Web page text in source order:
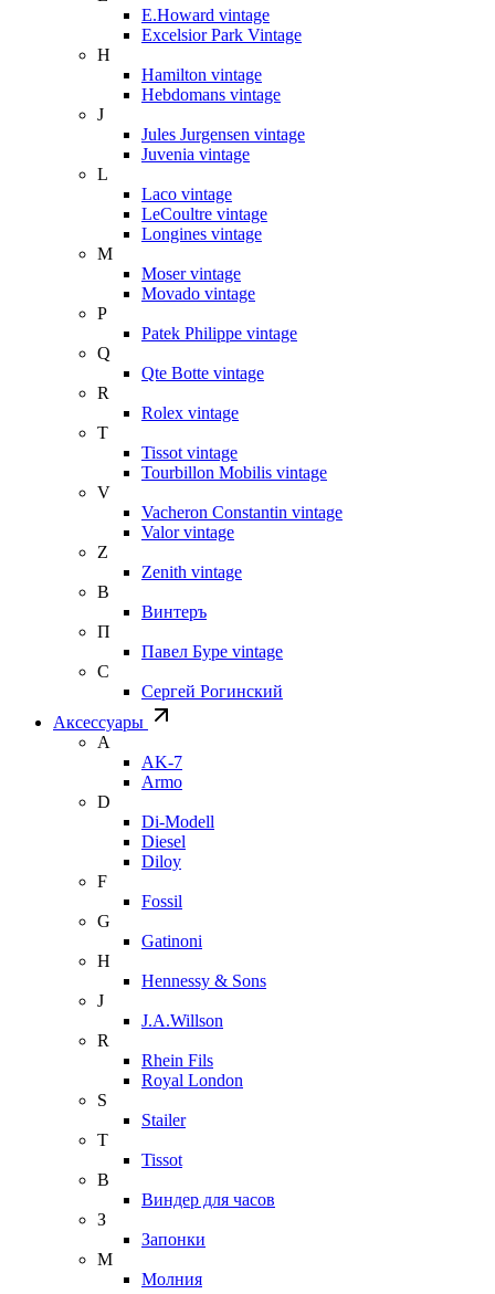
E.Howard vintage
Excelsior Park Vintage
H
Hamilton vintage
Hebdomans vintage
J
Jules Jurgensen vintage
Juvenia vintage
L
Laco vintage
LeCoultre vintage
Longines vintage
M
Moser vintage
Movado vintage
P
Patek Philippe vintage
Q
Qte Botte vintage
R
Rolex vintage
T
Tissot vintage
Tourbillon Mobilis vintage
V
Vacheron Constantin vintage
Valor vintage
Z
Zenith vintage
В
Винтеръ
П
Павел Буре vintage
С
Сергей Рогинский
Аксессуары
A
AK-7
Armo
D
Di-Modell
Diesel
Diloy
F
Fossil
G
Gatinoni
H
Hennessy & Sons
J
J.A.Willson
R
Rhein Fils
Royal London
S
Stailer
T
Tissot
В
Виндер для часов
З
Запонки
М
Молния